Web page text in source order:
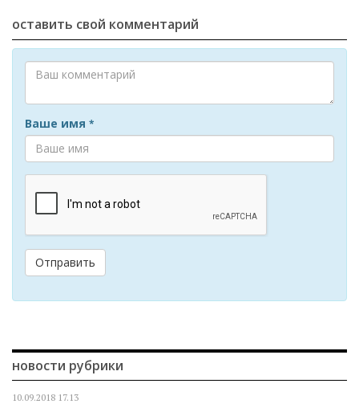
оставить свой комментарий
Ваше имя *
Отправить
новости рубрики
10.09.2018 17.13